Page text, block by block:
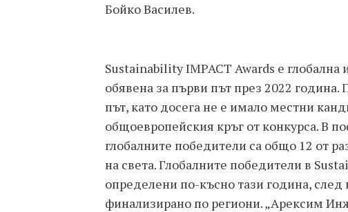
Бойко Василев.
Sustainability IMPACT Awards е глобална
обявена за първи път през 2022 година.
път, като досега не е имало местни
общоевропейския кръг от конкурса. В
глобалните победители са общо 12 от
на света. Глобалните победители в
определени по-късно тази година, след
финализирано по региони. „Арексим